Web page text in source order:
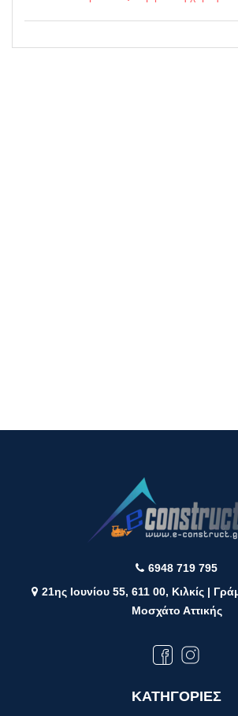
6948 719 795
21ης Ιουνίου 55, 611 00, Κιλκίς |
Μοσχάτο Αττικής
ΚΑΤΗΓΟΡΙΕΣ